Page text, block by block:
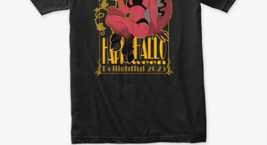
Verkoop overal
Verkoop alles